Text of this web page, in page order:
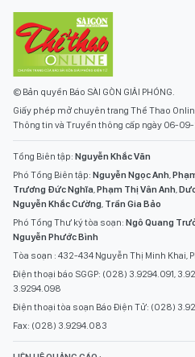
© Bản quyền Báo SÀI GÒN GIẢI PHÓNG.
Giấy phép mở chuyên trang Thể Thao
Thông tin và Truyền thông cấp ngày 06-
Tổng Biên tập: Nguyễn Khắc Văn
Phó Tổng Biên tập: Nguyễn Ngọc Anh,
Trương Đức Nghĩa,Phạm Thị Vân Anh,
Nguyễn Khắc Cường, Trần Gia Bảo
Phó Tổng Thư ký tòa soạn: Ngô Quang
Nguyễn Phước Bình
Tòa soạn : 432-434 Nguyễn Thị Minh Khai,
Điện thoại báo SGGP: (028) 3.9294.091,
3.9294.098
Điện thoại tòa soạn Báo Điện Tử: (028)
Fax: (028) 3.9294.083